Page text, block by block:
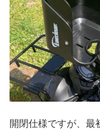
開閉仕様ですが、最